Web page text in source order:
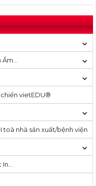
vietEDU®
toà nhà sản xuất/bệnh viện